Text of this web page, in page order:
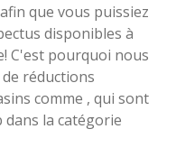
que vous puissiez
disponibles à
C'est pourquoi nous
réductions
comme , qui sont
la catégorie